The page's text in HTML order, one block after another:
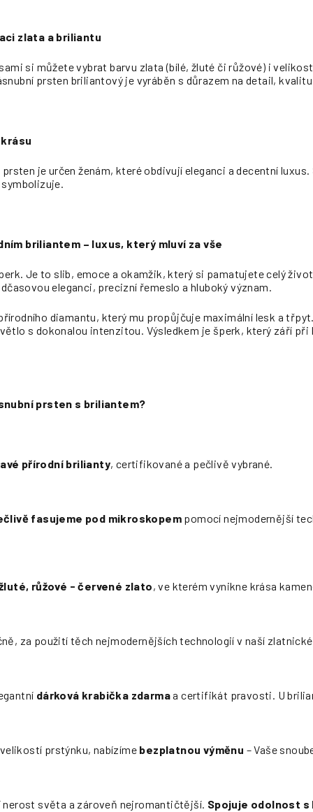
zlata a briliantu
si můžete vybrat barvu zlata (bílé, žluté či růžové) i
prsten briliantový je vyráběn s důrazem na detail,
je určen ženám, které obdivují eleganci a decentní
briliantem – luxus, který mluví za vše
Je to slib, emoce a okamžik, který si pamatujete celý
eleganci, precizní řemeslo a hluboký význam.
diamantu, který mu propůjčuje maximální lesk a
s dokonalou intenzitou. Výsledkem je šperk, který září
prsten s briliantem?
přírodní brilianty, certifikované a pečlivě vybrané.
fasujeme pod mikroskopem pomocí nejmodernější
růžové - červené zlato, ve kterém vynikne krása
za použití těch nejmodernějších technologií v naší
dárková krabička zdarmaa certifikát pravosti. U
prstýnku, nabízíme bezplatnou výměnu – Vaše
světa a zároveň nejromantičtější. Spojuje odolnost s